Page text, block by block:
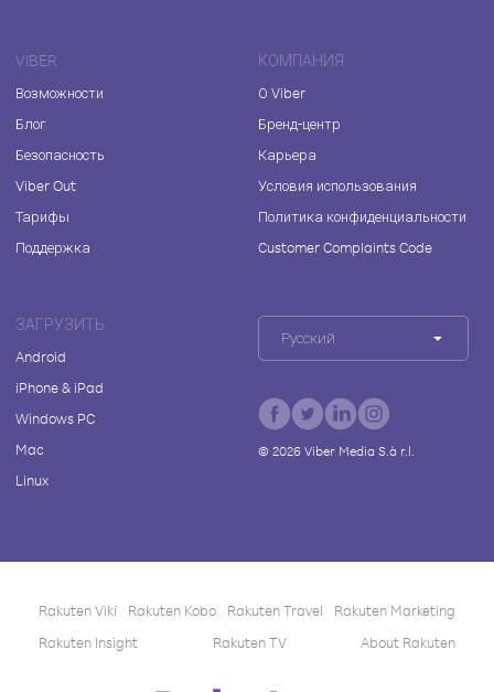
VIBER
Возможности
Блог
Безопасность
Viber Out
Тарифы
Поддержка
КОМПАНИЯ
О Viber
Бренд-центр
Карьера
Условия использования
Политика конфиденциальности
Customer Complaints Code
ЗАГРУЗИТЬ
Android
iPhone & iPad
Windows PC
Mac
Linux
Русский
© 2026Viber Media S.à r.l.
Rakuten Viki Rakuten Kobo Rakuten Travel
Rakuten Marketing
Rakuten Insight
Rakuten TV About Rakuten